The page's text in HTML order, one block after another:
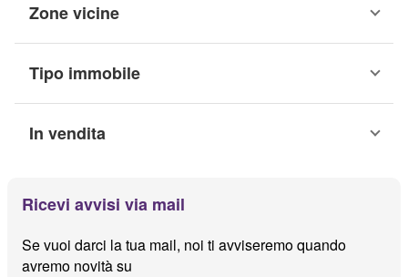
Zone vicine
Tipo immobile
In vendita
Ricevi avvisi via mail
Se vuoi darci la tua mail, noi ti avviseremo quando
avremo novità su